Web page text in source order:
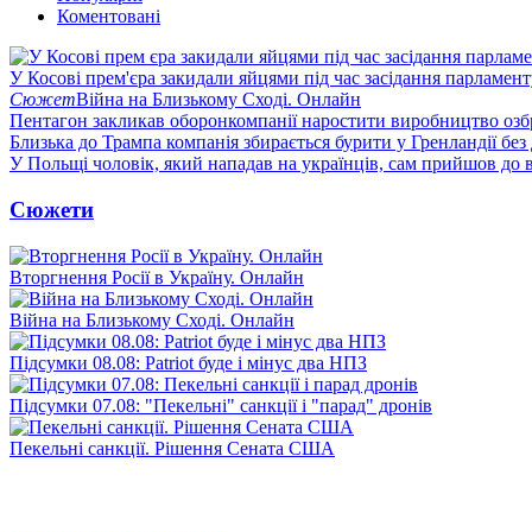
Коментовані
У Косові прем'єра закидали яйцями під час засідання
СюжетВійна на Близькому Сході. Онлайн
Пентагон закликав оборонкомпанії наростити виробництво
Близька до Трампа компанія збирається бурити у Гренландії
У Польщі чоловік, який нападав на українців, сам прийшов до
Сюжети
Вторгнення Росії в Україну. Онлайн
Війна на Близькому Сході. Онлайн
Підсумки 08.08: Patriot буде і мінус два НПЗ
Підсумки 07.08: "Пекельні" санкції і "парад" дронів
Пекельні санкції. Рішення Сената США